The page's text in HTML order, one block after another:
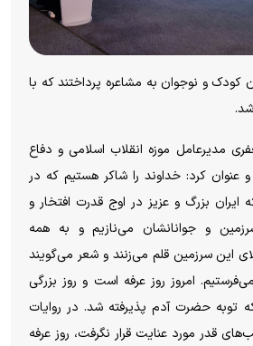
کودک و نوجوان به مشاعره پرداختند که با
مدیرعامل موزه انقلاب اسلامی و دفاع
کرد: خداوند را شاکر هستیم که در
بزرگ و عزیز در اوج قدرت افتخار و
و جوانانشان می‌نازیم و به همه
این سرزمین قلم می‌زنند و شعر می‌گویند
امروز روز عرفه است و روز بزرگی
توبه حضرت آدم پذیرفته شد. در روایات
قدر مورد عنایت قرار نگرفت، روز عرفه